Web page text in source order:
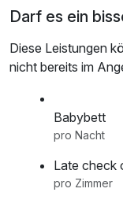
Darf es ein
Diese Leistungen
nicht bereits im
Babybett
pro Nacht
Late check
pro Zimmer